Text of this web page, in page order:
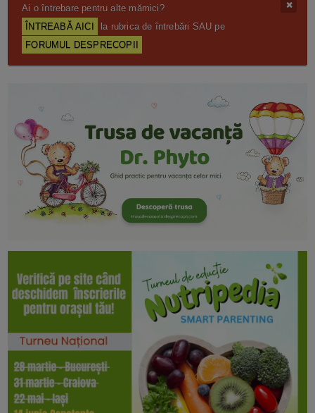
Ai o întrebare pentru alte mămici?
ÎNTREABĂ AICI
la rubrica de întrebări SAU pe
FORUMUL DESPRECOPII